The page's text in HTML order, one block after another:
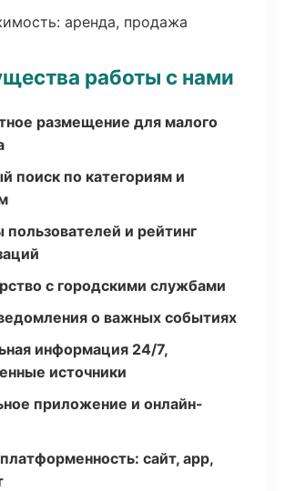
аренда, продажа
работы с нами
размещение для малого
поиск по категориям и
и рейтинг
с городскими службами
о важных событиях
информация 24/7,
источники
приложение и онлайн-
сайт, app,